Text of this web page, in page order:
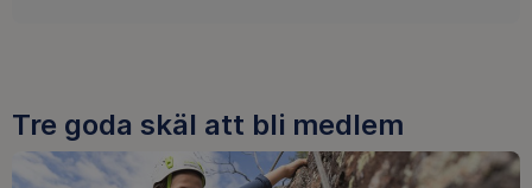
Tre goda skäl att bli medlem